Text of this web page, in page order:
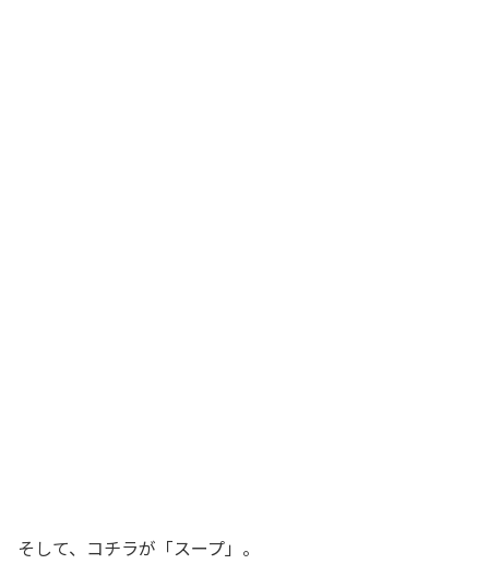
そして、コチラが「スープ」。